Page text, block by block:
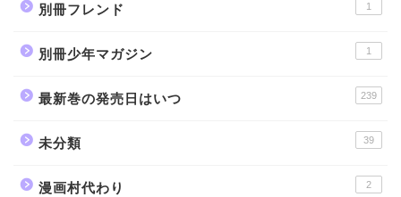
別冊フレンド 1
別冊少年マガジン 1
最新巻の発売日はいつ 239
未分類 39
漫画村代わり 2